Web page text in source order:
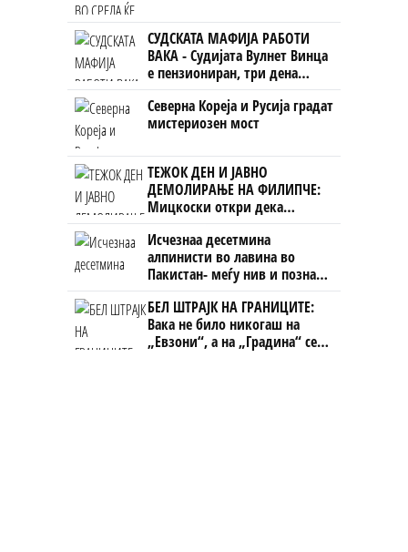
СУДСКАТА МАФИЈА РАБОТИ
ВАКА - Судијата Вулнет Винца
е пензиониран, три дена
откако му го врати пасошот
на бизнисменот Марковски
Северна Кореја и Русија градат
мистериозен мост
ТЕЖОК ДЕН И ЈАВНО
ДЕМОЛИРАЊЕ НА ФИЛИПЧЕ:
Мицкоски откри дека
човекот појма нема од
ништо, освен за кеш
Исчезнаа десетмина
алпинисти во лавина во
Пакистан- меѓу нив и познат
Непалец
БЕЛ ШТРАЈК НА ГРАНИЦИТЕ:
Вака не било никогаш на
„Евзони“, а на „Градина“ се